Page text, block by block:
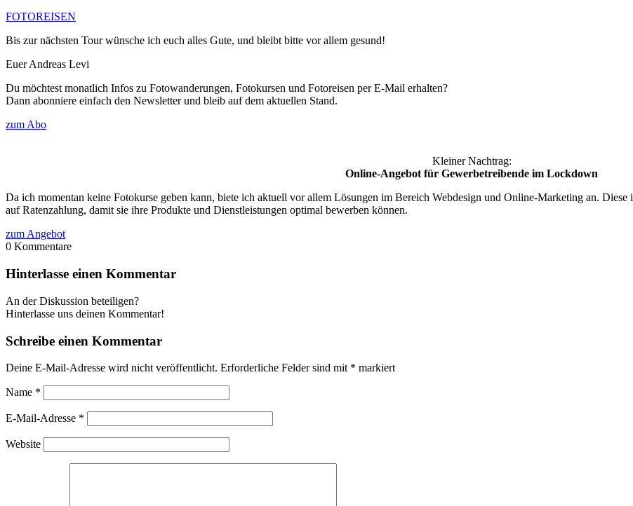
FOTOREISEN
Bis zur nächsten Tour wünsche ich euch alles Gute, und bleibt bitte vor allem gesund!
Euer Andreas Levi
Du möchtest monatlich Infos zu Fotowanderungen, Fotokursen und Fotoreisen per E-Mail erhalten?
Dann abonniere einfach den Newsletter und bleib auf dem aktuellen Stand.
zum Abo
Kleiner Nachtrag:
Online-Angebot für Gewerbetreibende im Lockdown
Da ich momentan keine Fotokurse geben kann, biete ich aktuell vor allem Lösungen im Bereich Webdesign und Online-Marketing an.
auf Ratenzahlung, damit sie ihre Produkte und Dienstleistungen optimal bewerben können.
zum Angebot
0 Kommentare
Hinterlasse einen Kommentar
An der Diskussion beteiligen?
Hinterlasse uns deinen Kommentar!
Schreibe einen Kommentar
Deine E-Mail-Adresse wird nicht veröffentlicht. Erforderliche Felder sind mit * markiert
Name *
E-Mail-Adresse *
Website